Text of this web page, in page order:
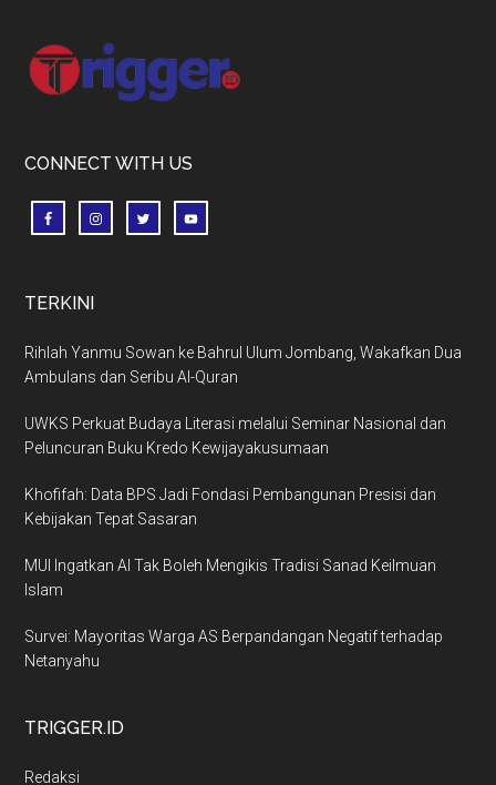
Footer
CONNECT WITH US
TERKINI
Rihlah Yanmu Sowan ke Bahrul Ulum Jombang, Wakafkan Dua
Ambulans dan Seribu Al-Quran
UWKS Perkuat Budaya Literasi melalui Seminar Nasional dan
Peluncuran Buku Kredo Kewijayakusumaan
Khofifah: Data BPS Jadi Fondasi Pembangunan Presisi dan
Kebijakan Tepat Sasaran
MUI Ingatkan AI Tak Boleh Mengikis Tradisi Sanad Keilmuan
Islam
Survei: Mayoritas Warga AS Berpandangan Negatif terhadap
Netanyahu
TRIGGER.ID
Redaksi